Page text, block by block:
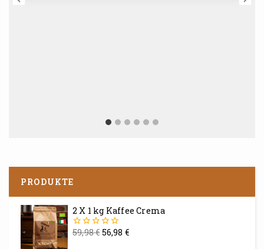
PRODUKTE
2 X 1 kg Kaffee Crema
0
59,98€56,98 €